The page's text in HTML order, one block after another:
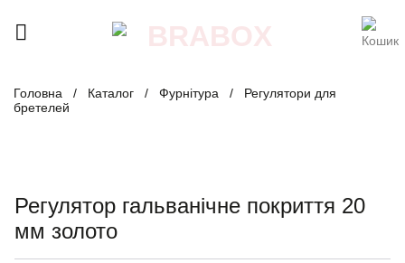
Головна / Каталог / Фурнітура /
Регулятори для
бретелей
Регулятор гальванічне покриття 20
мм золото